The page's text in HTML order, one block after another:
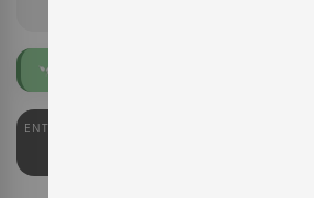
ENTERWINE